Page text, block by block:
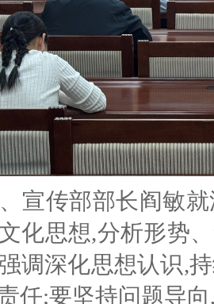
传部部长阎敏就
化思想,分析形势
调深化思想认识,
任;要坚持问题导